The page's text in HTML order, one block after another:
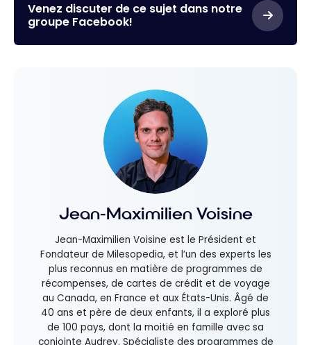
Venez discuter de ce sujet dans notre
groupe Facebook!
Jean-Maximilien Voisine
Jean-Maximilien Voisine est le Président et
Fondateur de Milesopedia, et l’un des experts les
plus reconnus en matière de programmes de
récompenses, de cartes de crédit et de voyage
au Canada, en France et aux États-Unis. Âgé de
40 ans et père de deux enfants, il a exploré plus
de 100 pays, dont la moitié en famille avec sa
conjointe Audrey. Spécialiste des programmes de